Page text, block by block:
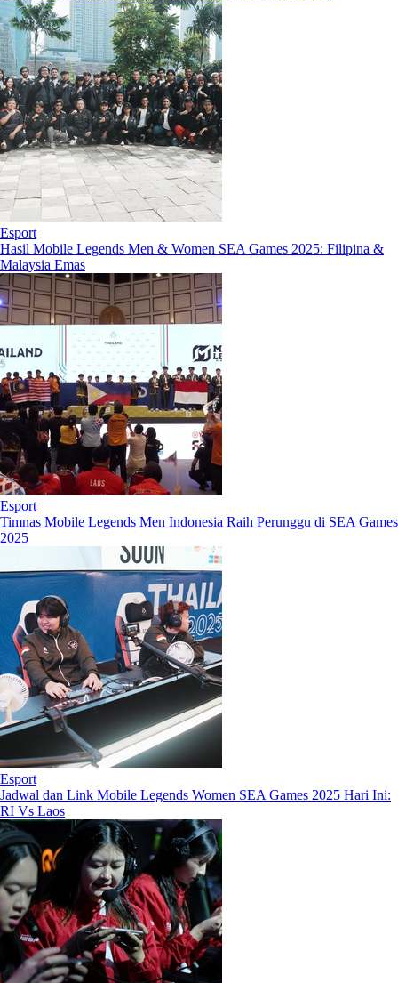
Esport
Hasil Mobile Legends Men & Women SEA Games 2025: Filipina &
Malaysia Emas
Esport
Timnas Mobile Legends Men Indonesia Raih Perunggu di SEA Games
2025
Esport
Jadwal dan Link Mobile Legends Women SEA Games 2025 Hari Ini:
RI Vs Laos